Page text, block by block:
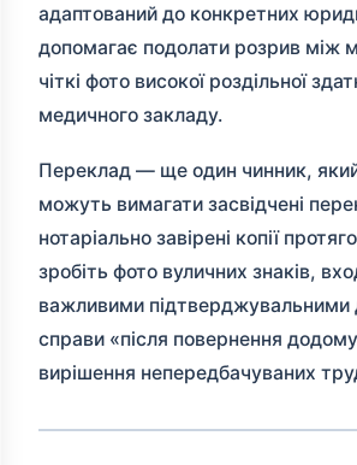
адаптований до конкретних
допомагає подолати розрив між
чіткі фото високої роздільної
медичного закладу.
Переклад — ще один чинник,
можуть вимагати засвідчені
нотаріально завірені копії
зробіть фото вуличних знаків,
важливими підтверджувальними
справи «після повернення
вирішення непередбачуваних